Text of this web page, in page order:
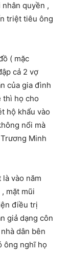
quyền ,
triệt tiêu ông
( mặc
cả 2 vợ
của gia đình
thì họ cho
hộ khẩu vào
nổi mà
Minh
vào năm
mặt mũi
điều trị
giả dạng côn
dân bên
ông nghĩ họ